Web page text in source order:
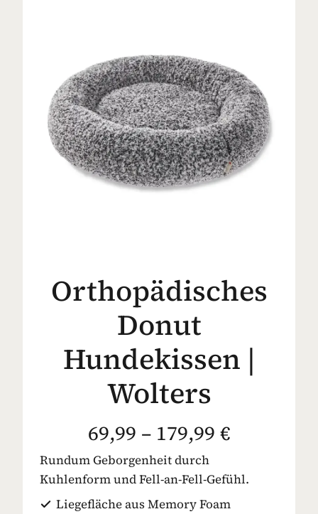
Orthopädisches
Donut
Hundekissen |
Wolters
69,99 – 179,99 €
Rundum Geborgenheit durch
Kuhlenform und Fell-an-Fell-Gefühl.
Liegefläche aus Memory Foam